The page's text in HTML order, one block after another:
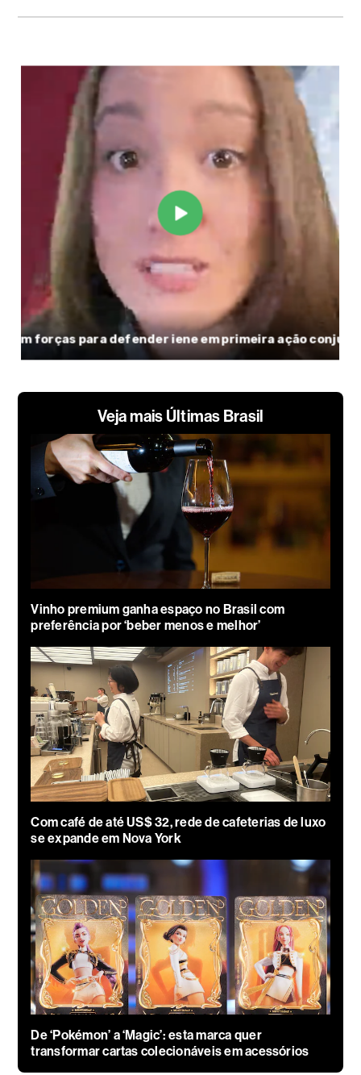
Veja mais Últimas Brasil
Vinho premium ganha espaço no Brasil com
preferência por ‘beber menos e melhor’
Com café de até US$ 32, rede de cafeterias de luxo
se expande em Nova York
De ‘Pokémon’ a ‘Magic’: esta marca quer
transformar cartas colecionáveis em acessórios